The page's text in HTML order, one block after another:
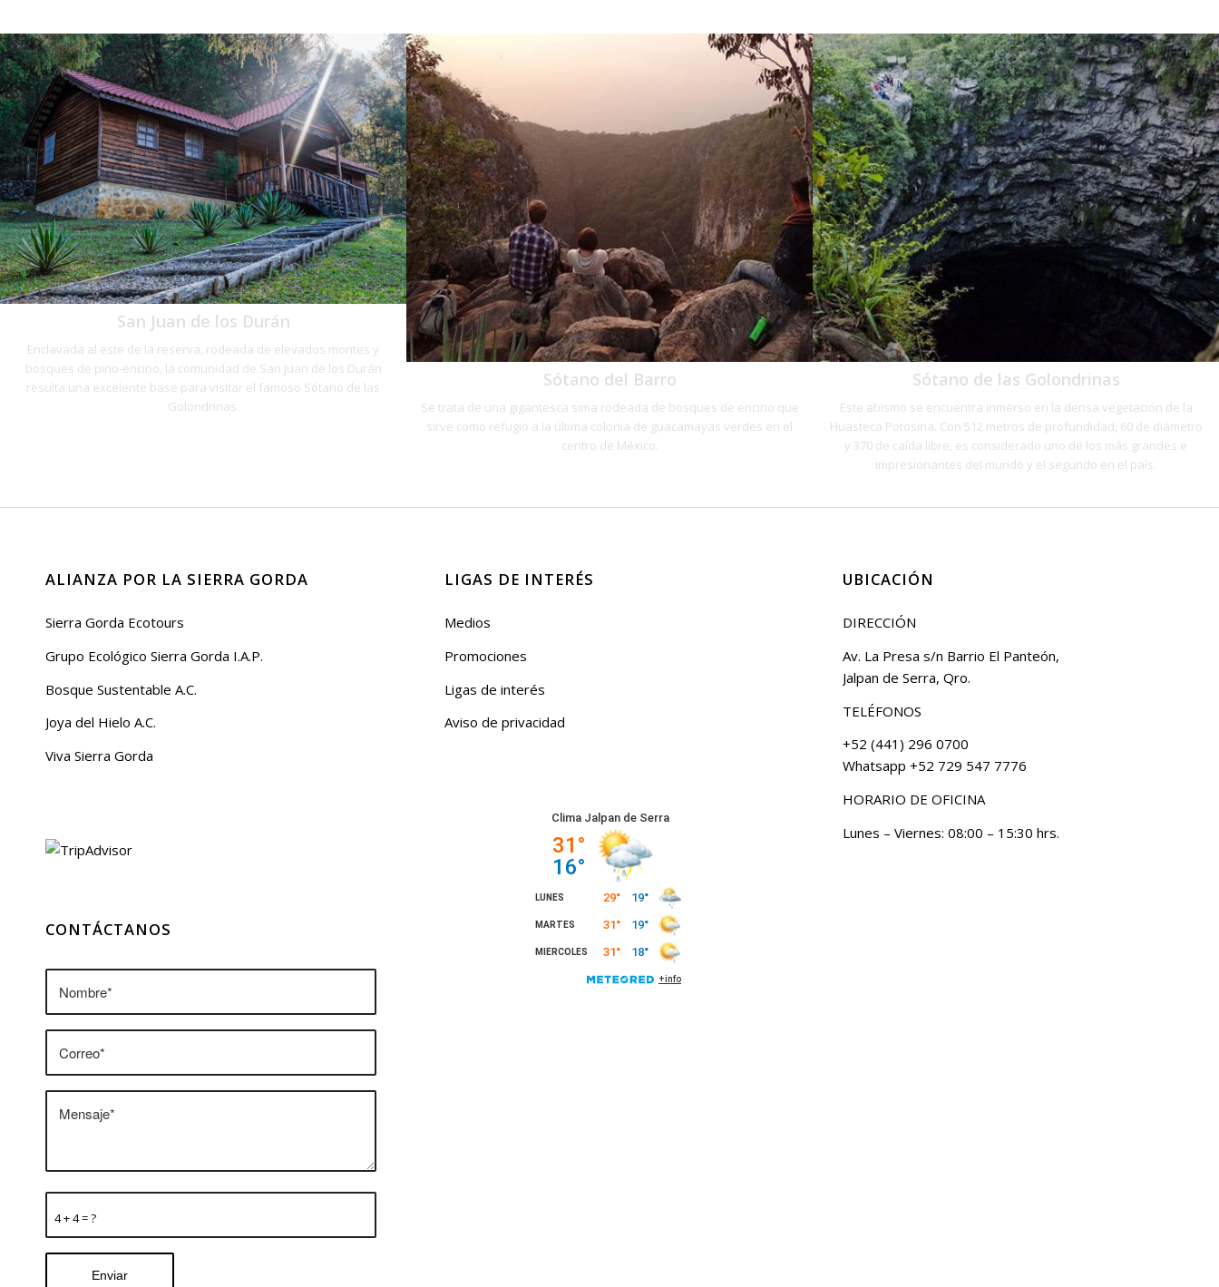
San Juan de los Durán
Enclavada al este de la reserva, rodeada de elevados montes y
bosques de pino-encino, la comunidad de San Juan de los Durán
resulta una excelente base para visitar el famoso Sótano de las
Golondrinas.
Sótano del Barro
Se trata de una gigantesca sima rodeada de bosques de encino que
sirve como refugio a la última colonia de guacamayas verdes en el
centro de México.
Sótano de las Golondrinas
Este abismo se encuentra inmerso en la densa vegetación de la
Huasteca Potosina. Con 512 metros de profundidad, 60 de diámetro
y 370 de caída libre, es considerado uno de los más grandes e
impresionantes del mundo y el segundo en el país.
ALIANZA POR LA SIERRA GORDA
Sierra Gorda Ecotours
Grupo Ecológico Sierra Gorda I.A.P.
Bosque Sustentable A.C.
Joya del Hielo A.C.
Viva Sierra Gorda
CONTÁCTANOS
4 + 4 = ?
LIGAS DE INTERÉS
Medios
Promociones
Ligas de interés
Aviso de privacidad
UBICACIÓN
DIRECCIÓN
Av. La Presa s/n Barrio El Panteón,
Jalpan de Serra, Qro.
TELÉFONOS
+52 (441) 296 0700
Whatsapp +52 729 547 7776
HORARIO DE OFICINA
Lunes – Viernes: 08:00 – 15:30 hrs.